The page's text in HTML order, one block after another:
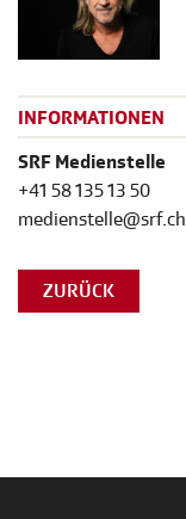
INFORMATIONEN
SRF Medienstelle
+41 58 135 13 50
medienstelle@srf.ch
ZURÜCK